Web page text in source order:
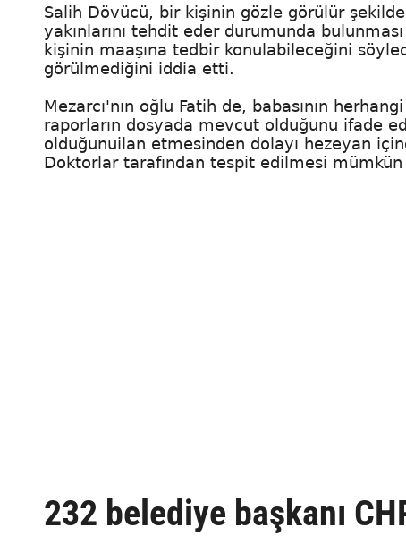
Salih Dövücü, bir kişinin gözle görülür şekilde
yakınlarını tehdit eder durumunda
kişinin maaşına tedbir konulabileceğini
görülmediğini iddia etti.
Mezarcı'nın oğlu Fatih de, babasının
raporların dosyada mevcut olduğunu ifade
olduğunuilan etmesinden dolayı hezeyan
Doktorlar tarafından tespit edilmesi
232 belediye başkanı